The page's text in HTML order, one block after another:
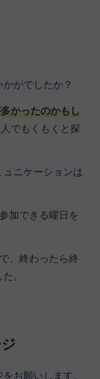
がでしたか？
かったのかもし
でもくもくと探
ニケーションは
加できる曜日を
、終わったら終
。
お願いします。